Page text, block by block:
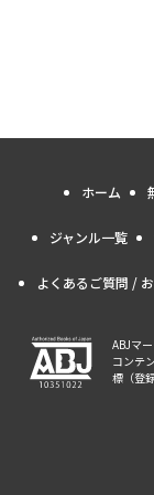
ホーム
ジャンル一覧
よくあるご質問 /
ABJマ
コンテ
標（登